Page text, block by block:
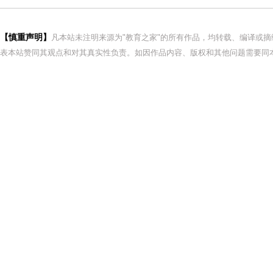
【慎重声明】
凡本站未注明来源为"教育之家"的所有作品，均转载、编译或
表本站赞同其观点和对其真实性负责。如因作品内容、版权和其他问题需要